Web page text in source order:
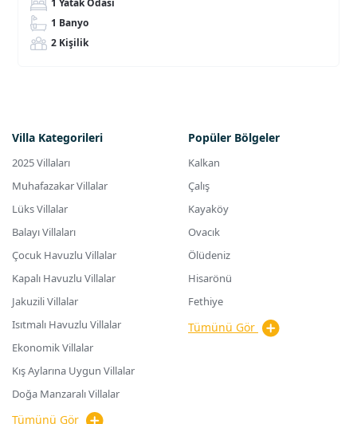
1 Banyo
2 Kişilik
Villa Kategorileri
2025 Villaları
Muhafazakar Villalar
Lüks Villalar
Balayı Villaları
Çocuk Havuzlu Villalar
Kapalı Havuzlu Villalar
Jakuzili Villalar
Isıtmalı Havuzlu Villalar
Ekonomik Villalar
Kış Aylarına Uygun Villalar
Doğa Manzaralı Villalar
Tümünü Gör
Popüler Bölgeler
Kalkan
Çalış
Kayaköy
Ovacık
Ölüdeniz
Hisarönü
Fethiye
Tümünü Gör